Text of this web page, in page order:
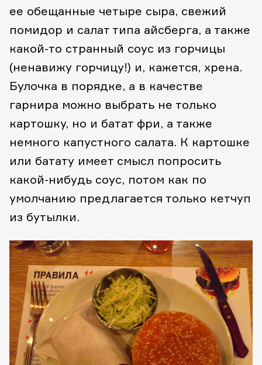
ее обещанные четыре сыра, свежий
помидор и салат типа айсберга, а также
какой-то странный соус из горчицы
(ненавижу горчицу!) и, кажется, хрена.
Булочка в порядке, а в качестве
гарнира можно выбрать не только
картошку, но и батат фри, а также
немного капустного салата. К картошке
или батату имеет смысл попросить
какой-нибудь соус, потом как по
умолчанию предлагается только кетчуп
из бутылки.